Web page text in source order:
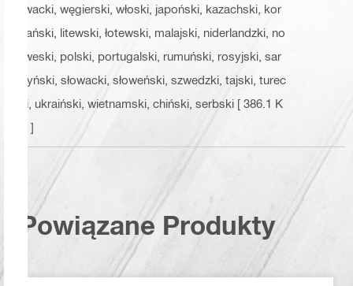
rwacki, węgierski, włoski, japoński, kazachski, kor
eański, litewski, łotewski, malajski, niderlandzki, no
rweski, polski, portugalski, rumuński, rosyjski, sar
dyński, słowacki, słoweński, szwedzki, tajski, turec
ki, ukraiński, wietnamski, chiński, serbski [ 386.1 K
B ]
Powiązane Produkty